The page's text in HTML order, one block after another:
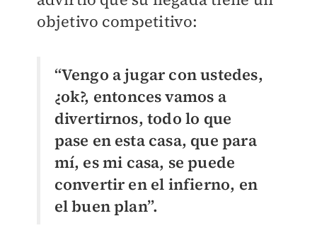
objetivo competitivo:
“Vengo a jugar con ustedes,
¿ok?, entonces vamos a
divertirnos, todo lo que
pase en esta casa, que para
mí, es mi casa, se puede
convertir en el infierno, en
el buen plan”.